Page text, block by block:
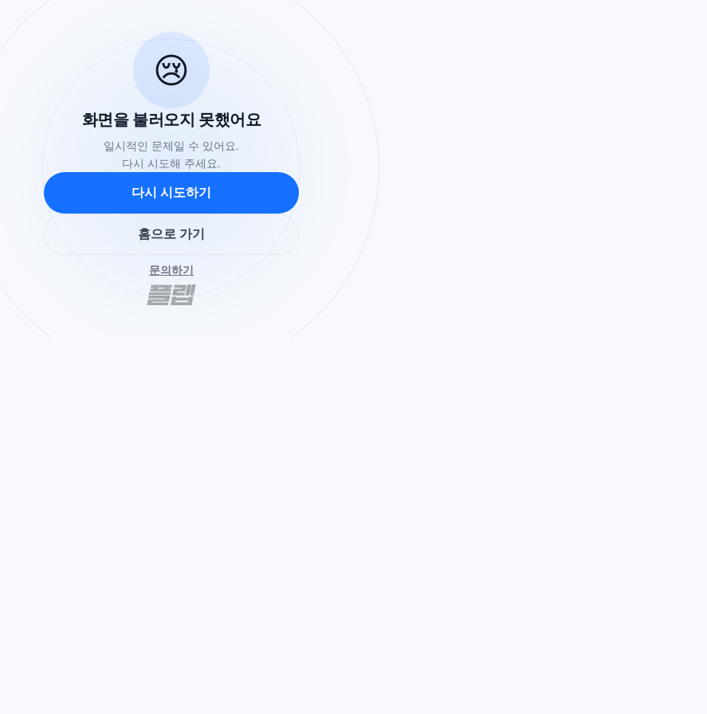
😢
화면을 불러오지 못했어요
일시적인 문제일 수 있어요.
다시 시도해 주세요.
다시 시도하기
홈으로 가기
문의하기